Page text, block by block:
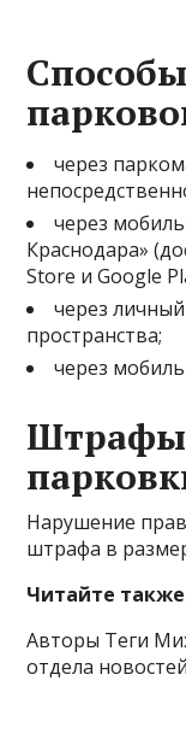
через
через
Краснодара»
Store и Google
через
пространства;
через
Штрафы
Нарушение
штрафа в
Читайте
Авторы Теги
отдела